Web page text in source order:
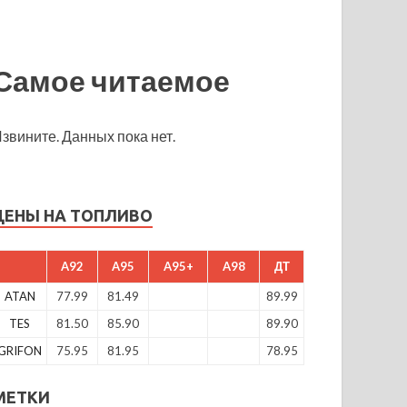
читаемое
Данных пока нет.
НА ТОПЛИВО
A92 A95 A95+ A98 ДТ
ATAN 77.99 81.49
89.99
TES
81.50 85.90
89.90
75.95 81.95 78.95